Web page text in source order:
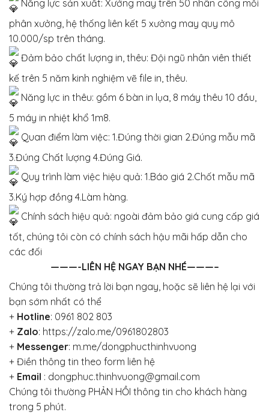
Năng lực sản xuất: Xưởng may trên 50 nhân công mỗi
phân xưởng, hệ thống liên kết 5 xưởng may quy mô
10.000/sp trên tháng.
Đảm bảo chất lượng in, thêu: Đội ngũ nhân viên thiết
kế trên 5 năm kinh nghiệm vẽ file in, thêu.
Năng lực in thêu: gồm 6 bàn in lụa, 8 máy thêu 10 đầu,
5 máy in nhiệt khổ 1m8.
Quan điểm làm việc: 1.Đúng thời gian 2.Đúng mẫu mã
3.Đúng Chất lượng 4.Đúng Giá.
Quy trình làm việc hiệu quả: 1.Báo giá 2.Chốt mẫu mã
3.Ký hợp đồng 4.Làm hàng.
Chính sách hiệu quả: ngoài đảm bảo giá cung cấp giá
tốt, chúng tôi còn có chính sách hậu mãi hấp dẫn cho
các đối
———-LIÊN HỆ NGAY BẠN NHÉ———–
Chúng tôi thường trả lời bạn ngay, hoặc sẽ liên hệ lại với
bạn sớm nhất có thể
+ Hotline: 0961 802 803
+ Zalo: https://zalo.me/0961802803
+ Messenger: m.me/dongphucthinhvuong
+ Điền thông tin theo form liên hệ
+ Email : dongphuc.thinhvuong@gmail.com
Chúng tôi thường PHẢN HỒI thông tin cho khách hàng
trong 5 phút.